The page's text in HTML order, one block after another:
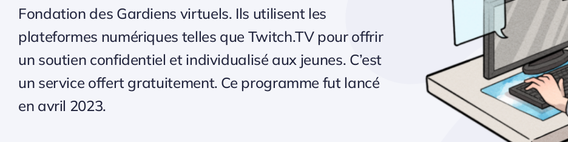
Fondation des Gardiens virtuels. Ils utilisent les
plateformes numériques telles que Twitch.TV pour offrir
un soutien confidentiel et individualisé aux jeunes. C’est
un service offert gratuitement. Ce programme fut lancé
en avril 2023.